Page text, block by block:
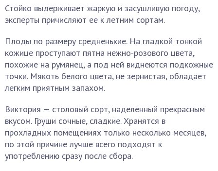
Стойко выдерживает жаркую и засушливую погоду,
эксперты причисляют ее к летним сортам.
Плоды по размеру средненькие. На гладкой тонкой
кожице проступают пятна нежно-розового цвета,
похожие на румянец, а под ней виднеются подкожные
точки. Мякоть белого цвета, не зернистая, обладает
легким приятным запахом.
Виктория — столовый сорт, наделенный прекрасным
вкусом. Груши сочные, сладкие. Хранятся в
прохладных помещениях только несколько месяцев,
по этой причине лучше всего подходят к
употреблению сразу после сбора.